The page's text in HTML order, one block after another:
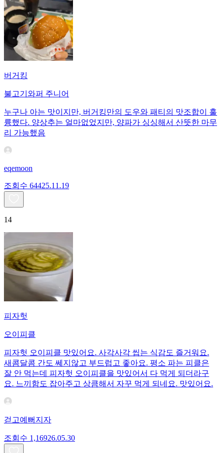
버거킹
불고기와퍼 주니어
누구나 아는 맛이지만, 버거킹만의 도우와 패티의 맛조합이 훌
륭했다. 양상추는 얼마없었지만, 양파가 싱싱해서 산뜻한 마무
리 가능했음
eqemoon
조회수 64425.11.19
14
피자헛
오이피클
피자헛 오이피클 맛있어요. 사각사각 씹는 식감도 즐거워요.
새콤달콤 간도 쎄지않고 부드럽고 좋아요. 평소 파는 피클은
잘 안 먹는데 피자헛 오이피클을 맛있어서 다 먹게 되더라구
요. 느끼함도 잡아주고 상큼해서 자꾸 먹게 되네요. 맛있어요.
걷고예뻐지자
조회수 1,16926.05.30